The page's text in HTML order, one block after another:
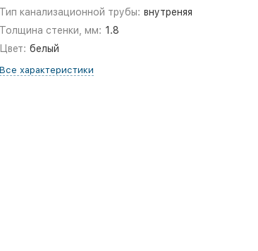
Тип канализационной трубы: внутреняя
Толщина стенки, мм: 1.8
Цвет: белый
Все характеристики